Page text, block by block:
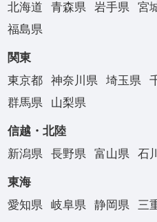
北海道
青森県 岩手県 宮
福島県
関東
東京都
神奈川県 埼玉県
群馬県
山梨県
信越・北陸
新潟県
長野県 富山県 石
東海
愛知県
岐阜県 静岡県 三